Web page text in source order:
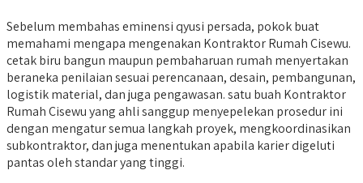
Sebelum membahas eminensi qyusi persada, pokok buat
memahami mengapa mengenakan Kontraktor Rumah Cisewu.
cetak biru bangun maupun pembaharuan rumah menyertakan
beraneka penilaian sesuai perencanaan, desain, pembangunan,
logistik material, dan juga pengawasan. satu buah Kontraktor
Rumah Cisewu yang ahli sanggup menyepelekan prosedur ini
dengan mengatur semua langkah proyek, mengkoordinasikan
subkontraktor, dan juga menentukan apabila karier digeluti
pantas oleh standar yang tinggi.